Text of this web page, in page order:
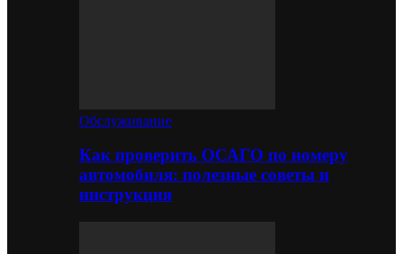
Обслуживание
Как проверить ОСАГО по номеру
автомобиля: полезные советы и
инструкция